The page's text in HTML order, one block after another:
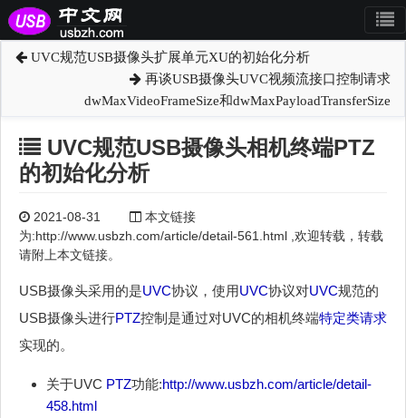
UVC规范USB摄像头扩展单元XU的初始化分析
再谈USB摄像头UVC视频流接口控制请求
dwMaxVideoFrameSize和dwMaxPayloadTransferSize
UVC规范USB摄像头相机终端PTZ
的初始化分析
2021-08-31
本文链接
为:http://www.usbzh.com/article/detail-561.html ,欢迎转载，转载
请附上本文链接。
USB摄像头采用的是UVC协议，使用UVC协议对UVC规范的
USB摄像头进行PTZ控制是通过对UVC的相机终端特定类请求
实现的。
关于UVC PTZ功能:http://www.usbzh.com/article/detail-
458.html